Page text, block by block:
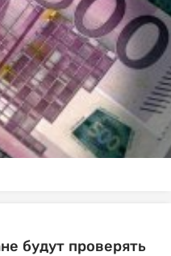
будут проверять